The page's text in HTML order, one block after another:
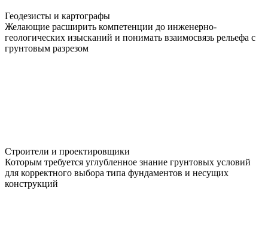
Геодезисты и картографы
Желающие расширить компетенции до инженерно-
геологических изысканий и понимать взаимосвязь рельефа с
грунтовым разрезом
Строители и проектировщики
Которым требуется углубленное знание грунтовых условий
для корректного выбора типа фундаментов и несущих
конструкций